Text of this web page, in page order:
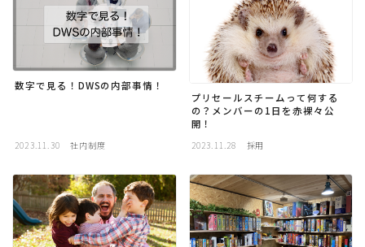
数字で見る！DWSの内部事情！
2023.11.30 社内制度
プリセールスチームって何する
の？メンバーの1日を赤裸々公
開！
2023.11.28 採用